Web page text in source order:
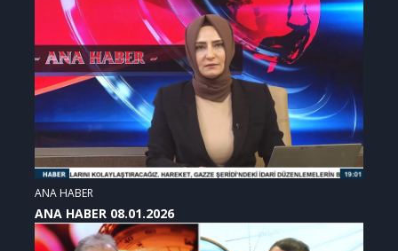
ANA HABER
ANA HABER 08.01.2026